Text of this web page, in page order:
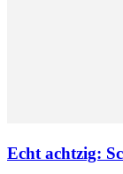
Echt achtzig: